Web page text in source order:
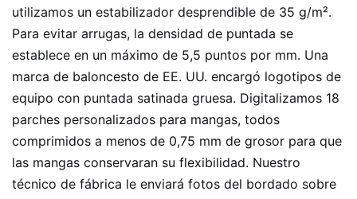
utilizamos un estabilizador desprendible de 35 g/m².
Para evitar arrugas, la densidad de puntada se
establece en un máximo de 5,5 puntos por mm. Una
marca de baloncesto de EE. UU. encargó logotipos de
equipo con puntada satinada gruesa. Digitalizamos 18
parches personalizados para mangas, todos
comprimidos a menos de 0,75 mm de grosor para que
las mangas conservaran su flexibilidad. Nuestro
técnico de fábrica le enviará fotos del bordado sobre